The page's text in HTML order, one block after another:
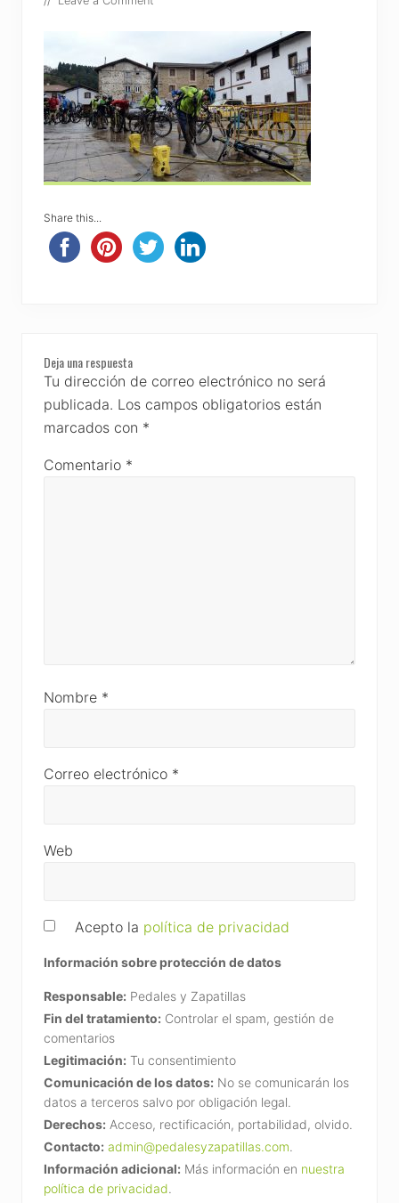
Share this...
Reader
Interactions
Deja una respuesta
Tu dirección de correo electrónico no será
publicada. Los campos obligatorios están
marcados con *
Comentario *
Nombre *
Correo electrónico *
Web
Acepto la política de privacidad
Información sobre protección de datos
Responsable: Pedales y Zapatillas
Fin del tratamiento: Controlar el spam, gestión de
comentarios
Legitimación: Tu consentimiento
Comunicación de los datos: No se comunicarán los
datos a terceros salvo por obligación legal.
Derechos: Acceso, rectificación, portabilidad, olvido.
Contacto: admin@pedalesyzapatillas.com.
Información adicional: Más información en nuestra
política de privacidad.